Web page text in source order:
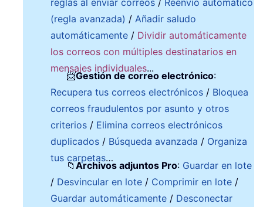
(regla avanzada) / Añadir saludo
automáticamente / Dividir automáticamente
los correos con múltiples destinatarios en
mensajes individuales...
📨Gestión de correo electrónico:
Recupera tus correos electrónicos / Bloquea
correos fraudulentos por asunto y otros
criterios / Elimina correos electrónicos
duplicados / Búsqueda avanzada / Organiza
tus carpetas…
📁Archivos adjuntos Pro: Guardar en lote
/ Desvincular en lote / Comprimir en lote /
Guardar automáticamente / Desconectar